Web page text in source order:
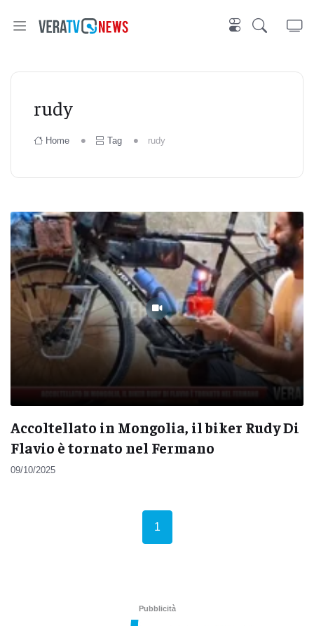
rudy
Home Tag rudy
Accoltellato in Mongolia, il biker Rudy Di
Flavio è tornato nel Fermano
09/10/2025
1
Pubblicità